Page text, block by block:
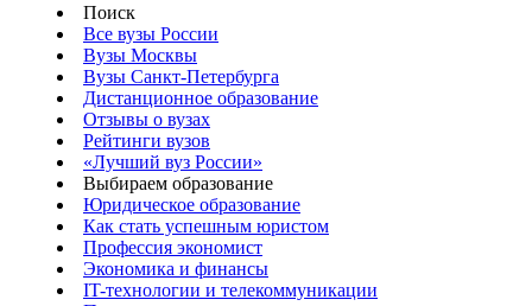
Поиск
Все вузы России
Вузы Москвы
Вузы Санкт-Петербурга
Дистанционное образование
Отзывы о вузах
Рейтинги вузов
«Лучший вуз России»
Выбираем образование
Юридическое образование
Как стать успешным юристом
Профессия экономист
Экономика и финансы
IT-технологии и телекоммуникации